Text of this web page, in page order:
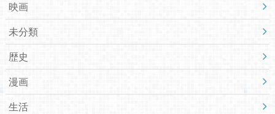
映画
未分類
歴史
漫画
生活